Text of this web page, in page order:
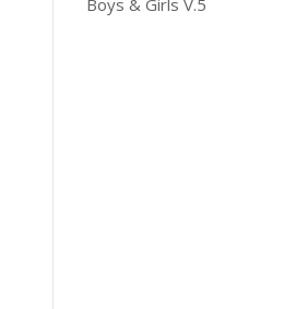
Boys & Girls V.5